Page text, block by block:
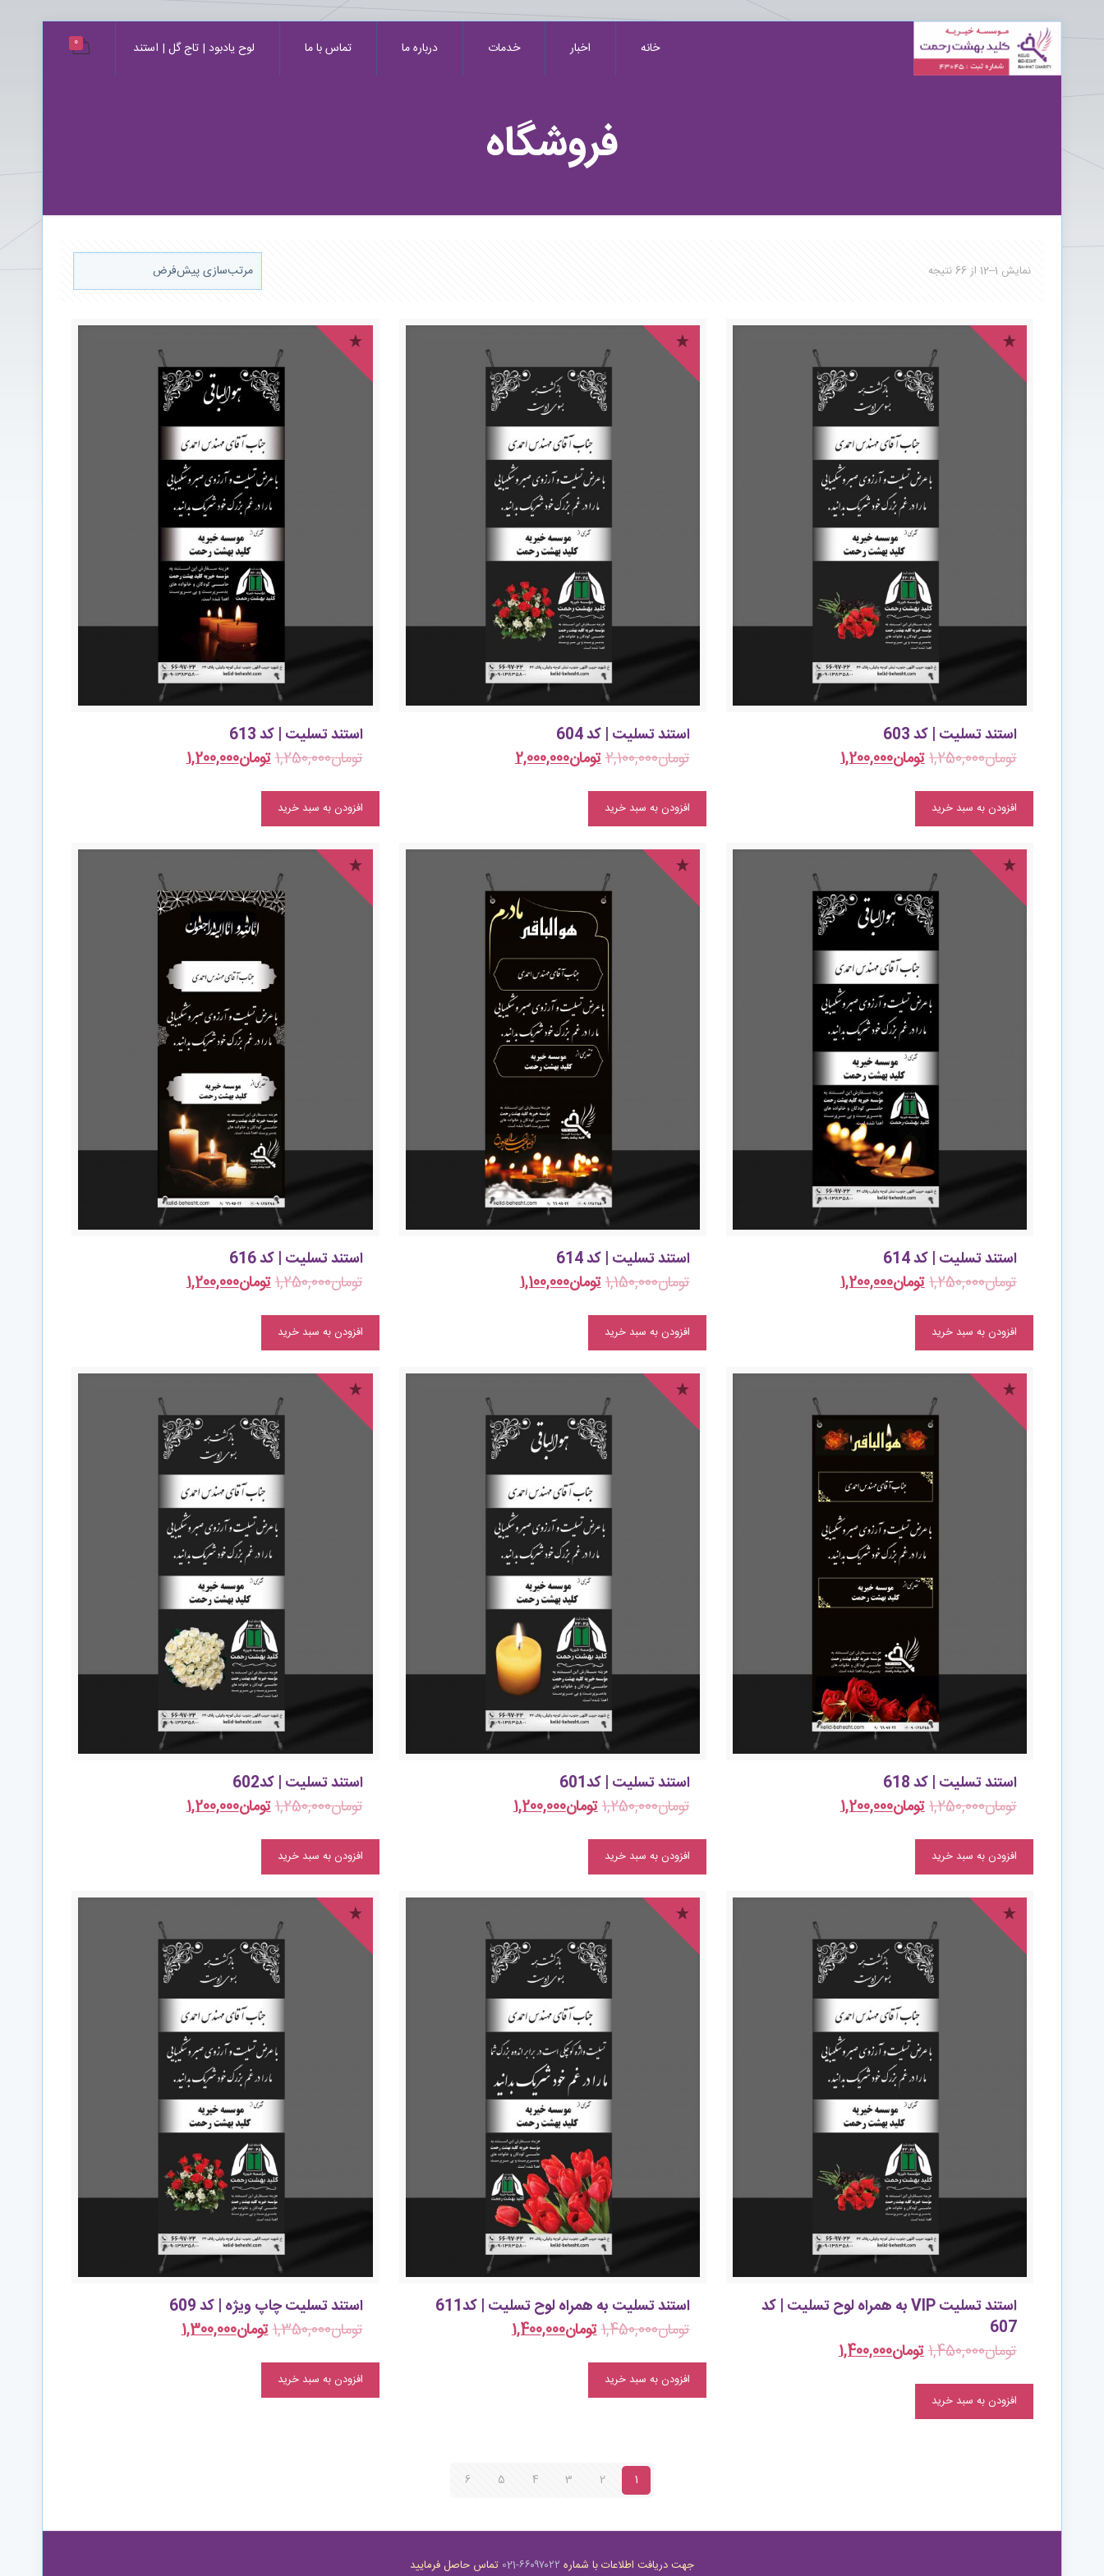
خانه اخبار خدمات درباره ما تماس با ما لوح یادبود | تاج گل | استند 0
فروشگاه
نمایش 1–12 از 66 نتیجه
استند تسلیت | کد 603
تومان1,250,000تومان1,200,000
افزودن به سبد خرید
استند تسلیت | کد 604
تومان2,100,000تومان2,000,000
افزودن به سبد خرید
استند تسلیت | کد 613
تومان1,250,000تومان1,200,000
افزودن به سبد خرید
استند تسلیت | کد 614
تومان1,250,000تومان1,200,000
افزودن به سبد خرید
استند تسلیت | کد 614
تومان1,150,000تومان1,100,000
افزودن به سبد خرید
استند تسلیت | کد 616
تومان1,250,000تومان1,200,000
افزودن به سبد خرید
استند تسلیت | کد 618
تومان1,250,000تومان1,200,000
افزودن به سبد خرید
استند تسلیت | کد601
تومان1,250,000تومان1,200,000
افزودن به سبد خرید
استند تسلیت | کد602
تومان1,250,000تومان1,200,000
افزودن به سبد خرید
استند تسلیت VIP به همراه لوح تسلیت | کد
607
تومان1,450,000تومان1,400,000
افزودن به سبد خرید
استند تسلیت به همراه لوح تسلیت | کد611
تومان1,450,000تومان1,400,000
افزودن به سبد خرید
استند تسلیت چاپ ویژه | کد 609
تومان1,350,000تومان1,300,000
افزودن به سبد خرید
1
2
3
4
5
6
جهت دریافت اطلاعات با شماره ۶۶۰۹۷۰۲۲-021 تماس حاصل فرمایید